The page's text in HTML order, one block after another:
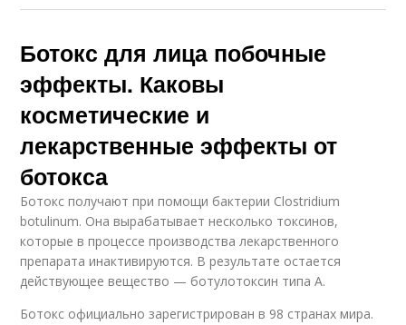
Ботокс для лица побочные
эффекты. Каковы
косметические и
лекарственные эффекты от
ботокса
Ботокс получают при помощи бактерии Clostridium
botulinum. Она вырабатывает несколько токсинов,
которые в процессе производства лекарственного
препарата инактивируются. В результате остается
действующее вещество — ботулотоксин типа А.
Ботокс официально зарегистрирован в 98 странах мира.